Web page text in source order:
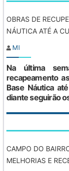
OBRAS DE
NÁUTICA ATÉ A
MI
Na última
recapeamento
Base Náutica
diante seguirão
CAMPO DO
MELHORIAS E